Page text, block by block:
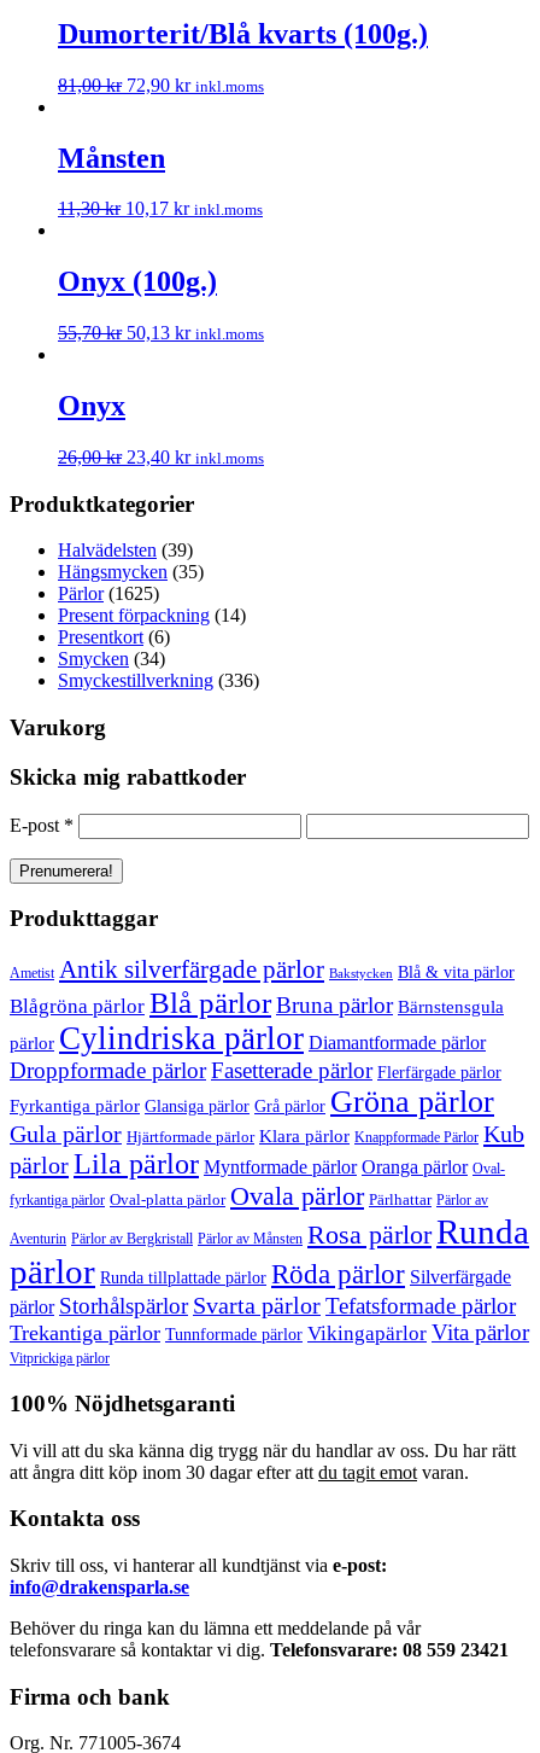
Dumorterit/Blå kvarts (100g.)
81,00kr 72,90 kr inkl.moms
Månsten
11,30kr 10,17 kr inkl.moms
Onyx (100g.)
55,70kr 50,13 kr inkl.moms
Onyx
26,00kr 23,40 kr inkl.moms
Produktkategorier
Halvädelsten (39)
Hängsmycken (35)
Pärlor (1625)
Present förpackning (14)
Presentkort (6)
Smycken (34)
Smyckestillverkning (336)
Varukorg
Skicka mig rabattkoder
E-post *
Produkttaggar
Ametist Antik silverfärgade pärlor Bakstycken Blå & vita pärlor
Blågröna pärlor Blå pärlorBruna pärlor Bärnstensgula
pärlor Cylindriska pärlor Diamantformade pärlor
Droppformade pärlorFasetterade pärlor Flerfärgade pärlor
Fyrkantiga pärlor Glansiga pärlor Grå pärlor Gröna pärlor
Gula pärlor Hjärtformade pärlor Klara pärlor Knappformade Pärlor Kub
pärlorLila pärlor Myntformade pärlor Oranga pärlor Oval-
fyrkantiga pärlor Oval-platta pärlor Ovala pärlor Pärlhattar Pärlor av
Aventurin Pärlor av Bergkristall Pärlor av Månsten Rosa pärlorRunda
pärlor Runda tillplattade pärlor Röda pärlor Silverfärgade
pärlor Storhålspärlor Svarta pärlorTefatsformade pärlor
Trekantiga pärlor Tunnformade pärlor Vikingapärlor Vita pärlor
Vitprickiga pärlor
100% Nöjdhetsgaranti
Vi vill att du ska känna dig trygg när du handlar av oss. Du har rätt
att ångra ditt köp inom 30 dagar efter att du tagit emot varan.
Kontakta oss
Skriv till oss, vi hanterar all kundtjänst via e-post:
info@drakensparla.se
Behöver du ringa kan du lämna ett meddelande på vår
telefonsvarare så kontaktar vi dig. Telefonsvarare: 08 559 23421
Firma och bank
Org. Nr. 771005-3674